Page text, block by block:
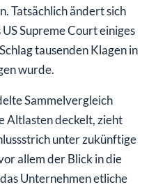
Tatsächlich ändert sich
Supreme Court einiges
tausenden Klagen in
wurde.
Sammelvergleich
Altlasten deckelt, zieht
unter zukünftige
allem der Blick in die
Unternehmen etliche